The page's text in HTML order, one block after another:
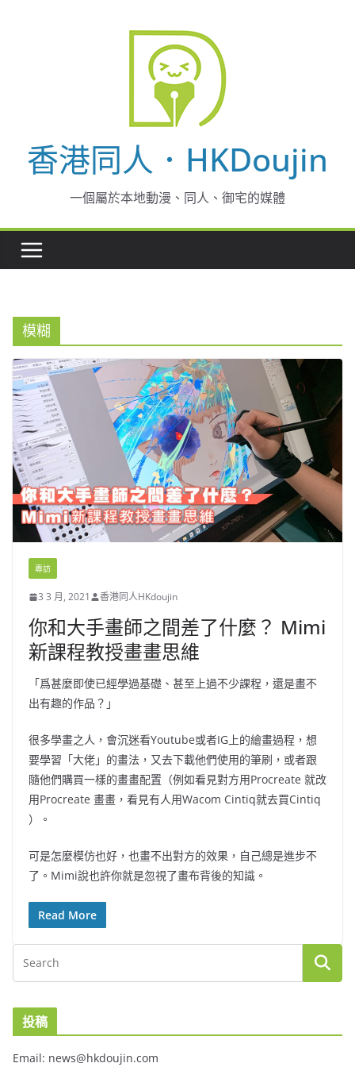
香港同人．HKDoujin
一個屬於本地動漫、同人、御宅的媒體
模糊
專訪
3 3 月, 2021 香港同人HKdoujin
你和大手畫師之間差了什麼？ Mimi
新課程教授畫畫思維
「爲甚麼即使已經學過基礎、甚至上過不少課程，還是畫不
出有趣的作品？」
很多學畫之人，會沉迷看Youtube或者IG上的繪畫過程，想
要學習「大佬」的畫法，又去下載他們使用的筆刷，或者跟
隨他們購買一樣的畫畫配置（例如看見對方用Procreate 就改
用Procreate 畫畫，看見有人用Wacom Cintiq就去買Cintiq
）。
可是怎麼模仿也好，也畫不出對方的效果，自己總是進步不
了。Mimi說也許你就是忽視了畫布背後的知識。
Read More
投稿
Email: news@hkdoujin.com